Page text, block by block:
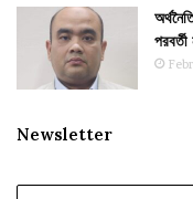
Newsletter